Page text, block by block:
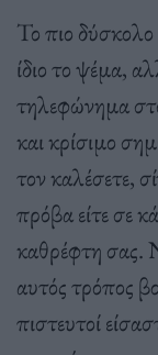
Το πιο δύσκολο
ίδιο το ψέμα,
τηλεφώνημα
και κρίσιμο
τον καλέσετε,
πρόβα είτε σε
καθρέφτη σας.
αυτός τρόπος
πιστευτοί